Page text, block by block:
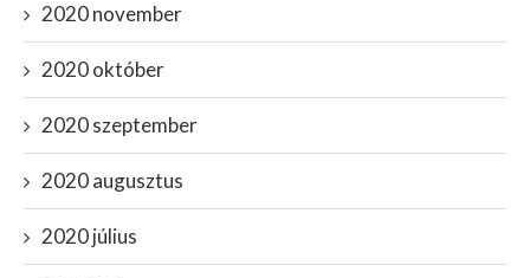
2020 november
2020 október
2020 szeptember
2020 augusztus
2020 július